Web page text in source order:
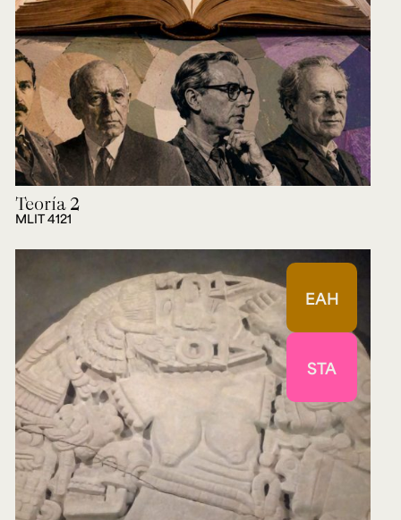
Teoría 2
MLIT 4121
EAH
STA